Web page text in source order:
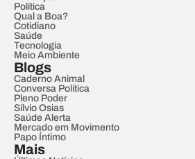
Política
Qual a Boa?
Cotidiano
Saúde
Tecnologia
Meio Ambiente
Blogs
Caderno Animal
Conversa Política
Pleno Poder
Sílvio Osias
Saúde Alerta
Mercado em Movimento
Papo Íntimo
Mais